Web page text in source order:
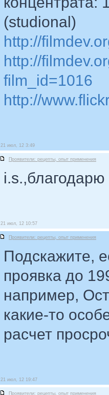
(studional)
http://
http://
film_id=1016
http://
21 июл, 12 3:49
Проявители: рецепты, опыт применения
21 июл, 12 10:57
Проявители: рецепты, опыт применения
Подскажите,
проявка до
например,
какие-то
расчет
21 июл, 12 19:47
Проявители: рецепты, опыт применения